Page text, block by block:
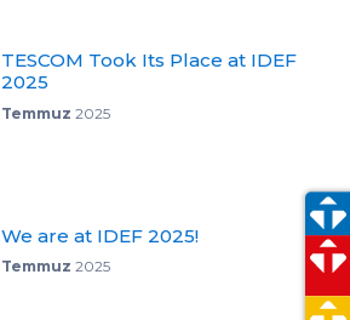
TESCOM Took Its Place at IDEF
2025
Temmuz 2025
We are at IDEF 2025!
Temmuz 2025